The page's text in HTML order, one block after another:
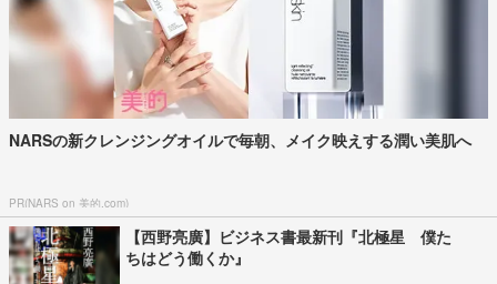
NARSの新クレンジングオイルで毎朝、メイク映えする潤い美肌へ
PR(NARS on 美的.com)
【西野亮廣】ビジネス書最新刊『北極星 僕た
ちはどう働くか』